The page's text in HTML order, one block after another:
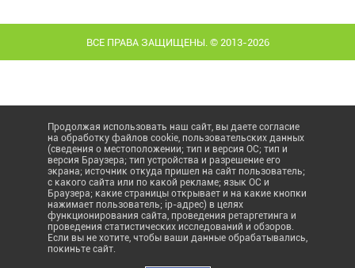
ВСЕ ПРАВА ЗАЩИЩЕНЫ. © 2013-2026
Продолжая использовать наш сайт, вы даете согласие
на обработку файлов cookie, пользовательских данных
(сведения о местоположении; тип и версия ОС; тип и
версия Браузера; тип устройства и разрешение его
экрана; источник откуда пришел на сайт пользователь;
с какого сайта или по какой рекламе; язык ОС и
Браузера; какие страницы открывает и на какие кнопки
нажимает пользователь; ip-адрес) в целях
функционирования сайта, проведения ретаргетинга и
проведения статистических исследований и обзоров.
Если вы не хотите, чтобы ваши данные обрабатывались,
покиньте сайт.